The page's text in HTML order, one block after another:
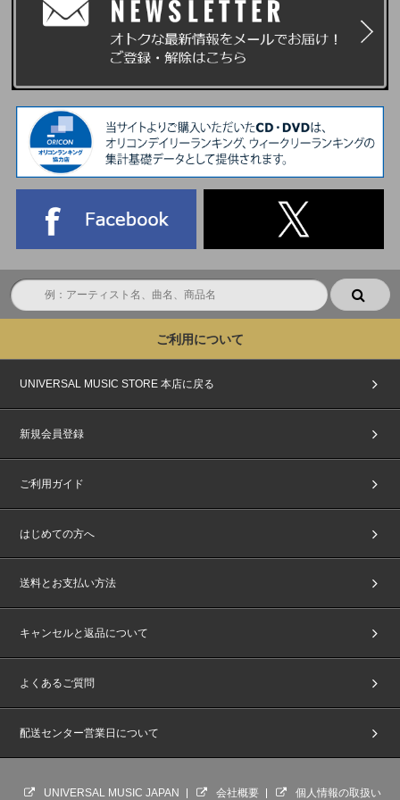
ご利用について
UNIVERSAL MUSIC STORE 本店に戻る
新規会員登録
ご利用ガイド
はじめての方へ
送料とお支払い方法
キャンセルと返品について
よくあるご質問
配送センター営業日について
UNIVERSAL MUSIC JAPAN 会社概要 個人情報の取扱い